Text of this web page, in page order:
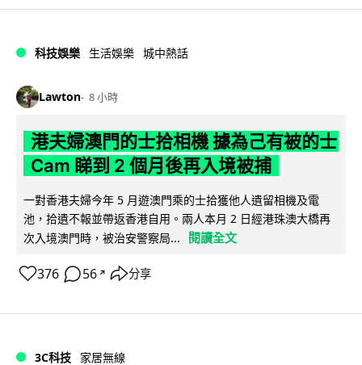
科技娛樂 生活娛樂 城中熱話
Lawton 8 小時
港夫婦澳門的士拾相機 據為己有被的士
Cam 睇到 2 個月後再入境被捕
一對香港夫婦今年 5 月遊澳門乘的士拾獲他人遺留相機及電
池，拾遺不報並帶返香港自用。兩人本月 2 日經港珠澳大橋再
次入境澳門時，被治安警察局...
閱讀全文
376 56 ↗ 分享
3C科技 家居無線